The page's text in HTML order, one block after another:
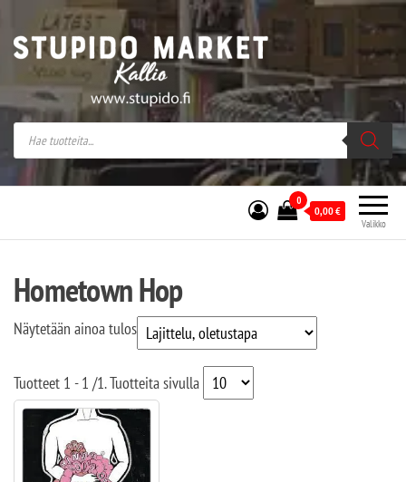
Stupido Market – verkossa ja kivijalassa
Stupido Market on vaihtoehtomusaan
erikoistunut verkko- sekä
kivijalkakauppa Helsingissä Kallion
sydämessä.
Valikko
0
0,00€
Hometown Hop
Näytetään ainoa tulos
Tuotteet 1 - 1 /1. Tuotteita sivulla